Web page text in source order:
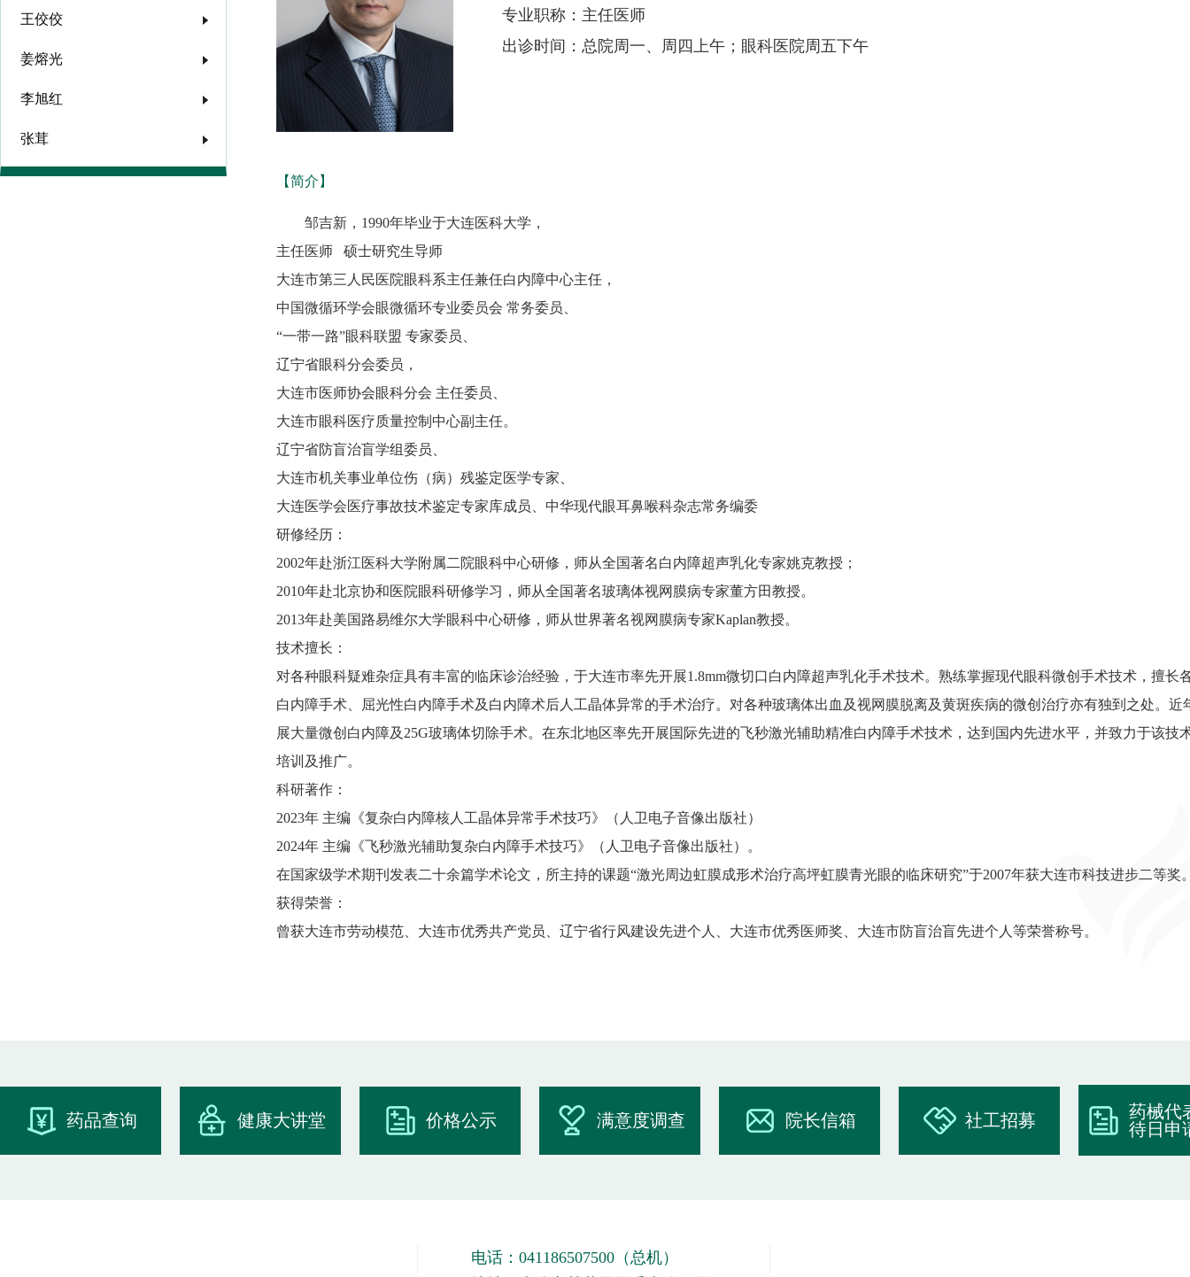
王佼佼
姜熔光
李旭红
张茸
专业职称：主任医师
出诊时间：总院周一、周四上午；眼科医院周五下午
【简介】
邹吉新，1990年毕业于大连医科大学，
主任医师 硕士研究生导师
大连市第三人民医院眼科系主任兼任白内障中心主任，
中国微循环学会眼微循环专业委员会 常务委员、
“一带一路”眼科联盟 专家委员、
辽宁省眼科分会委员，
大连市医师协会眼科分会 主任委员、
大连市眼科医疗质量控制中心副主任。
辽宁省防盲治盲学组委员、
大连市机关事业单位伤（病）残鉴定医学专家、
大连医学会医疗事故技术鉴定专家库成员、中华现代眼耳鼻喉科杂志常务编委
研修经历：
2002年赴浙江医科大学附属二院眼科中心研修，师从全国著名白内障超声乳化专家姚克教授；
2010年赴北京协和医院眼科研修学习，师从全国著名玻璃体视网膜病专家董方田教授。
2013年赴美国路易维尔大学眼科中心研修，师从世界著名视网膜病专家Kaplan教授。
技术擅长：
对各种眼科疑难杂症具有丰富的临床诊治经验，于大连市率先开展1.8mm微切口白内障超声乳化手术技术。熟练掌握现代眼科微创手术技术，擅长
白内障手术、屈光性白内障手术及白内障术后人工晶体异常的手术治疗。对各种玻璃体出血及视网膜脱离及黄斑疾病的微创治疗亦有独到之处。近
展大量微创白内障及25G玻璃体切除手术。在东北地区率先开展国际先进的飞秒激光辅助精准白内障手术技术，达到国内先进水平，并致力于该技
培训及推广。
科研著作：
2023年 主编《复杂白内障核人工晶体异常手术技巧》（人卫电子音像出版社）
2024年 主编《飞秒激光辅助复杂白内障手术技巧》（人卫电子音像出版社）。
在国家级学术期刊发表二十余篇学术论文，所主持的课题“激光周边虹膜成形术治疗高坪虹膜青光眼的临床研究”于2007年获大连市科技进步二等奖
获得荣誉：
曾获大连市劳动模范、大连市优秀共产党员、辽宁省行风建设先进个人、大连市优秀医师奖、大连市防盲治盲先进个人等荣誉称号。
药品查询 健康大讲堂 价格公示 满意度调查 院长信箱 社工招募
药械代
待日申
电话：041186507500（总机）